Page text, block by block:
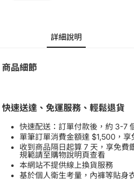
詳細說明
商品細節
快速送達、免運服務、輕鬆退貨
快速配送：訂單付款後，約 3-7
單筆訂單消費金額達 $1,500，享
收到商品隔日起算 7 天，享免費
規範請至購物說明頁查看
本網站不提供線上換貨服務
基於個人衛生考量，內褲等貼身